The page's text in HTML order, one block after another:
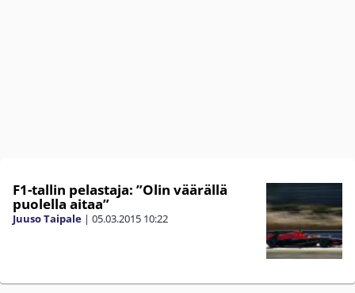
F1-tallin pelastaja: ”Olin väärällä
puolella aitaa”
Juuso Taipale | 05.03.2015 10:22